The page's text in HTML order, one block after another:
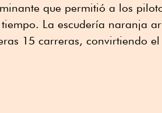
que permitió a los
La escudería naranja
15 carreras, convirtiendo